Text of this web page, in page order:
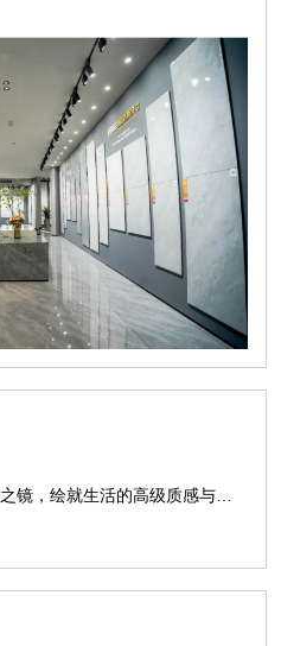
新品上市|1200x1800mm天空之镜，绘就生活的高级质感与无尽灵感